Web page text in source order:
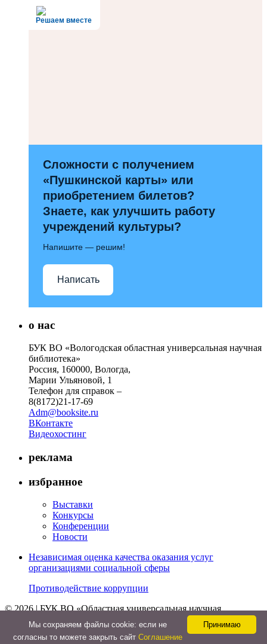
Решаем вместе
Сложности с получением
«Пушкинской карты» или
приобретением билетов?
Знаете, как улучшить работу
учреждений культуры?
Напишите — решим!
Написать
о нас
БУК ВО «Вологодская областная универсальная научная
библиотека»
Россия, 160000, Вологда,
Марии Ульяновой, 1
Телефон для справок –
8(8172)21-17-69
Adm@booksite.ru
ВКонтакте
Видеохостинг
реклама
избранное
Выставки
Конкурсы
Конференции
Новости
Независимая оценка качества оказания услуг
организациями социальной сферы
Противодействие коррупции
© 2026 | БУК ВО «Областная универсальная научная
библиотека»
Принимаю
Мы cохраняем файлы cookie: если не
согласны то можете закрыть сайт Соглашение